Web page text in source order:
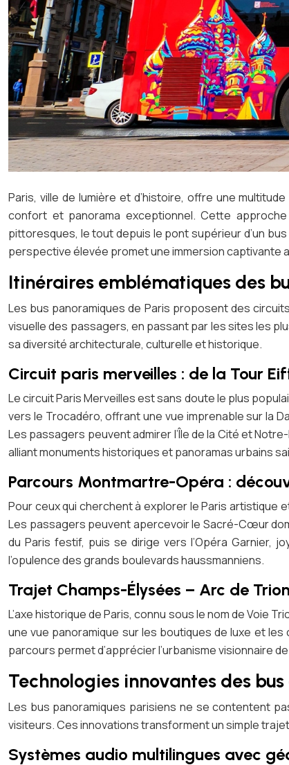
Paris, ville de lumière et d’histoire, offre une
confort et panorama exceptionnel. Cette
pittoresques, le tout depuis le pont supérieur d’un
perspective élevée promet une immersion captivante
Itinéraires emblématiques des
Les bus panoramiques de Paris proposent des
visuelle des passagers, en passant par les sites les
sa diversité architecturale, culturelle et historique.
Circuit paris merveilles : de la Tour
Le circuit Paris Merveilles est sans doute le plus
vers le Trocadéro, offrant une vue imprenable sur la
Les passagers peuvent admirer l’Île de la Cité et
alliant monuments historiques et panoramas urbains
Parcours Montmartre-Opéra :
Pour ceux qui cherchent à explorer le Paris artistique
Les passagers peuvent apercevoir le Sacré-Cœur
du Paris festif, puis se dirige vers l’Opéra Garnier,
l’opulence des grands boulevards haussmanniens.
Trajet Champs-Élysées – Arc de
L’axe historique de Paris, connu sous le nom de Voie
une vue panoramique sur les boutiques de luxe et les
parcours permet d’apprécier l’urbanisme visionnaire
Technologies innovantes des
Les bus panoramiques parisiens ne se contentent
visiteurs. Ces innovations transforment un simple
Systèmes audio multilingues avec